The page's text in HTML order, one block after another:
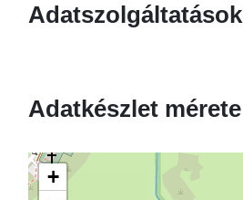
Adatszolgáltatások
Adatkészlet mérete
+